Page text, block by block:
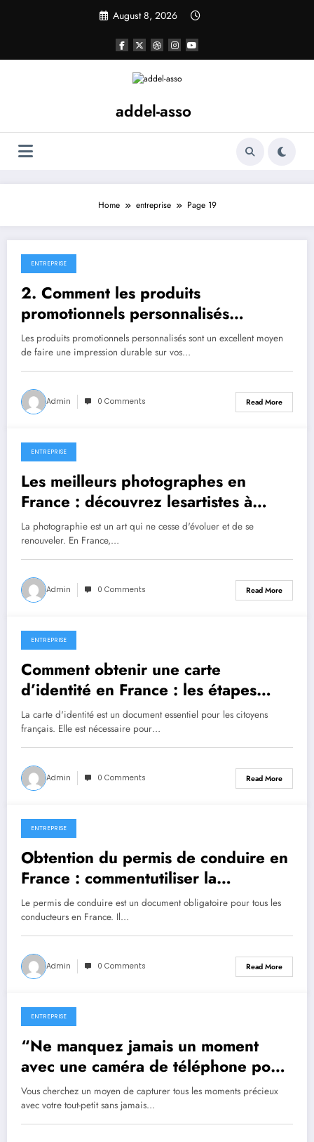
August 8, 2026
addel-asso
Home entreprise Page 19
April 27, 2023
ENTREPRISE
2. Comment les produits
promotionnels personnalisés
peuvent aider votre entreprise
Les produits promotionnels personnalisés sont un excellent moyen
de faire une impression durable sur vos…
Admin 0 Comments Read More
April 24, 2023
ENTREPRISE
Les meilleurs photographes en
France : découvrez lesartistes à
suivre
La photographie est un art qui ne cesse d'évoluer et de se
renouveler. En France,…
Admin 0 Comments Read More
April 24, 2023
ENTREPRISE
Comment obtenir une carte
d’identité en France : les étapes
àsuivre
La carte d'identité est un document essentiel pour les citoyens
français. Elle est nécessaire pour…
Admin 0 Comments Read More
April 24, 2023
ENTREPRISE
Obtention du permis de conduire en
France : commentutiliser la
procédure en ligne de l’ANTS
Le permis de conduire est un document obligatoire pour tous les
conducteurs en France. Il…
Admin 0 Comments Read More
April 23, 2023
ENTREPRISE
“Ne manquez jamais un moment
avec une caméra de téléphone pour
bébé !”
Vous cherchez un moyen de capturer tous les moments précieux
avec votre tout-petit sans jamais…